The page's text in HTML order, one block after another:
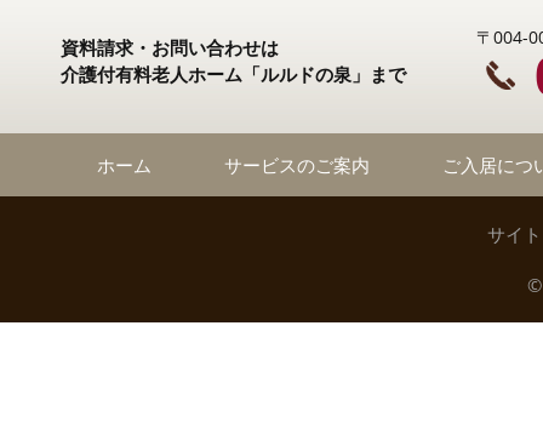
資料請求・お問い合わせは
介護付有料老人ホーム「ルルドの泉」まで
〒004-
ホーム サービスのご案内 ご入居につ
サイ
©